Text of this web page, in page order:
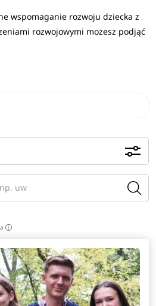
wspomaganie rozwoju dziecka z
rozwojowymi możesz podjąć
i